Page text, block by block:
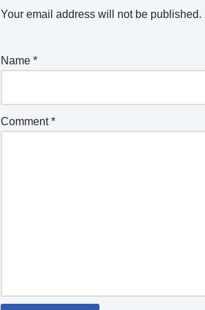
Your email address will not be published.
Name *
Comment*